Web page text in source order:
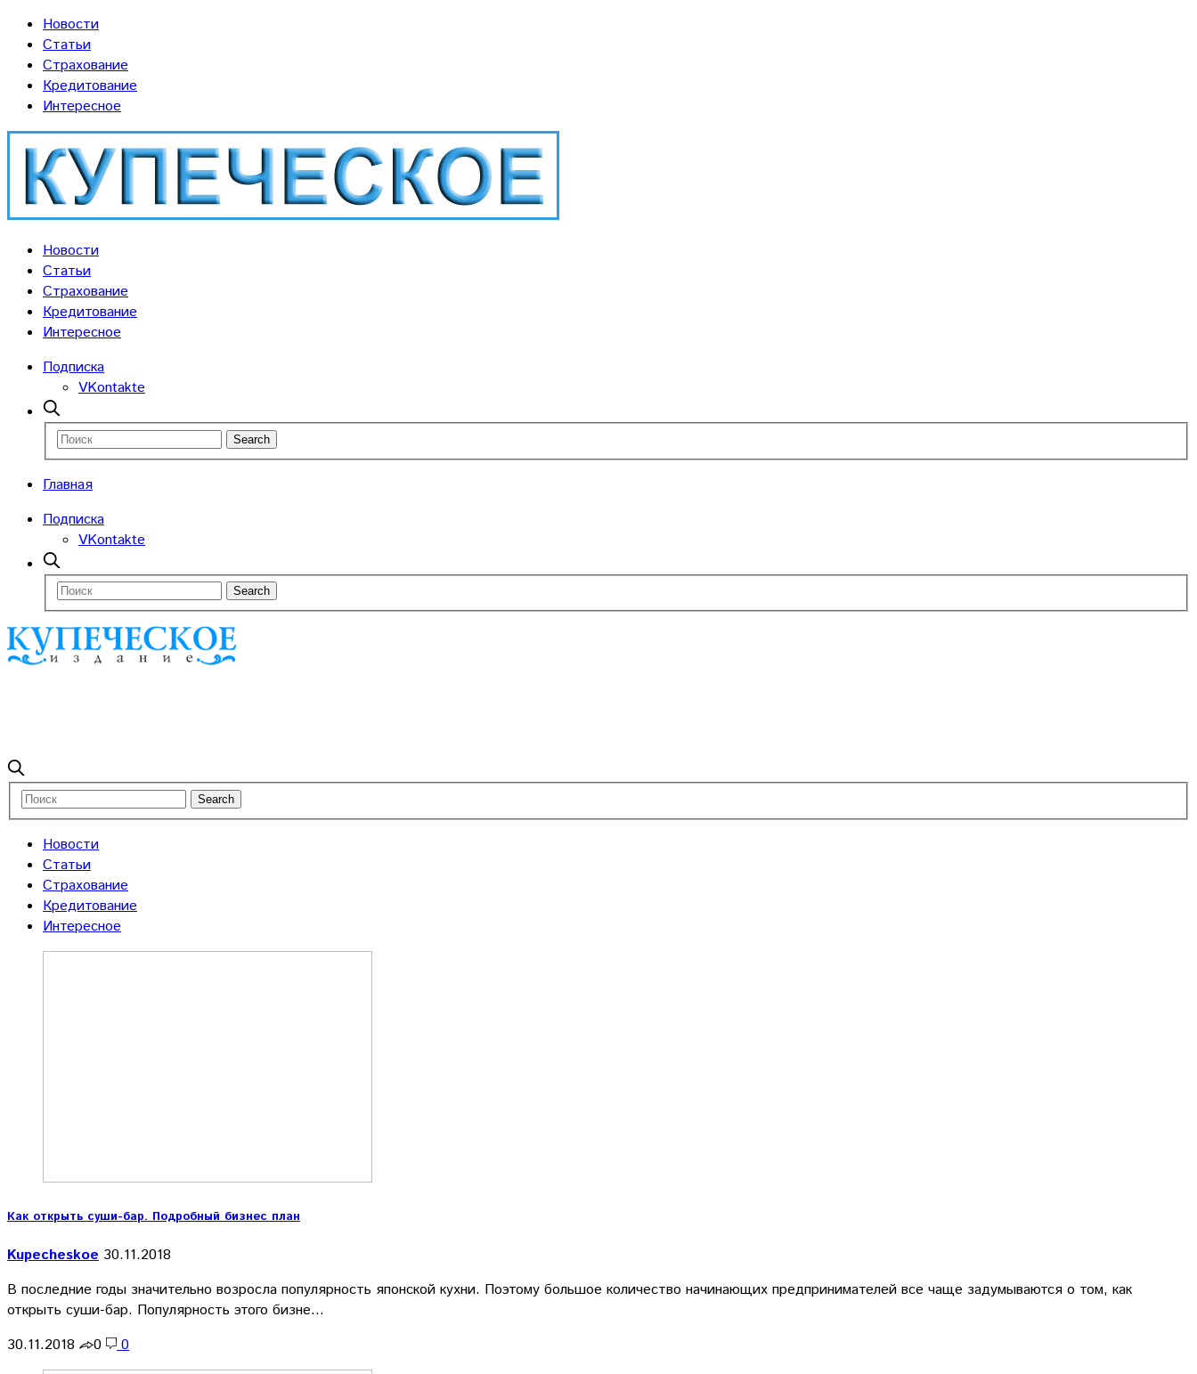
Новости
Статьи
Страхование
Кредитование
Интересное
Новости
Статьи
Страхование
Кредитование
Интересное
Подписка
VKontakte
Главная
Подписка
VKontakte
Новости
Статьи
Страхование
Кредитование
Интересное
Как открыть суши-бар. Подробный бизнес план
Kupecheskoe 30.11.2018
В последние годы значительно возросла популярность японской кухни. Поэтому большое количество начинающих предпринимателей все чаще задумываются о том, как
открыть суши-бар. Популярность этого бизне…
30.11.2018
0 0